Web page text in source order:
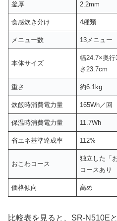
釜厚 2.2mm
食感炊き分け 4種類
メニュー数 13メニュー
本体サイズ
幅24.7×奥
さ23.7cm
重さ 約6.1kg
炊飯時消費電力量 165Wh／回
保温時消費電力量 11.7Wh
省エネ基準達成率 112%
おこわコース
独立した「
コースあり
価格傾向 高め
比較表を見ると、SR-N510E